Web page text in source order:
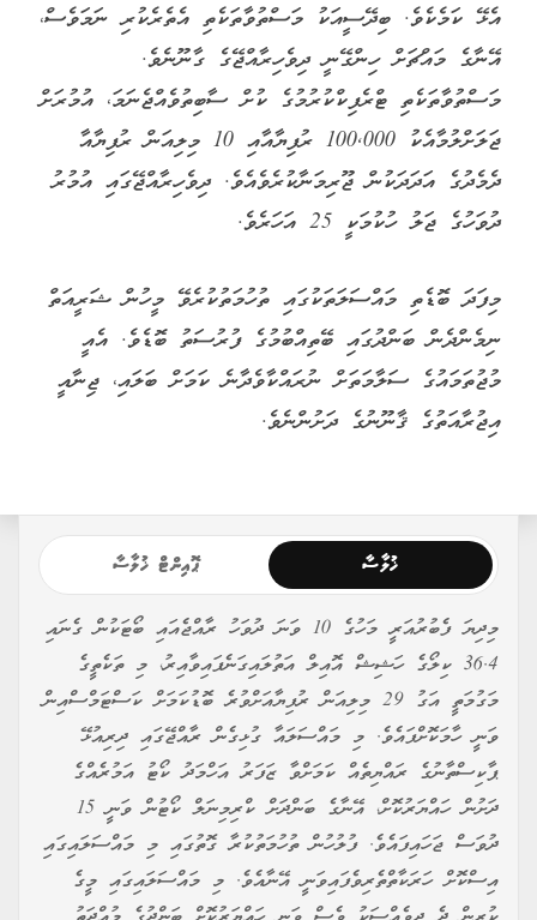
އެޅޭ ކަމެކެވެ. ބިދޭސީއަކު މަސްތުވާތަކެތި އެތެރެކުރި ނަމަވެސް،
އޭނާގެ މައްޗަށް ހިންގޭނީ ދިވެހިރާއްޖޭގެ ގާނޫނެވެ.
މަސްތުވާތަކެތި ޓްރެފިކްކުރުމުގެ ކުށް ސާބިތުވެއްޖެނަމަ، އުމުރަށް
ޖަލަށްލުމާއެކު 100,000 ރުފިޔާއާއި 10 މިލިއަން ރުފިޔާއާ
ދެމެދުގެ އަދަދަކުން ޖޫރިމަނާކުރެވެއެވެ. ދިވެހިރާއްޖޭގައި އުމުރު
ދުވަހުގެ ޖަލު ހުކުމަކީ 25 އަހަރެވެ.
މިފަދަ ބޮޑެތި މައްސަލަތަކުގައި ތުހުމަތުކުރެވޭ މީހުން ޝަރީއަތް
ނިމެންދެން ބަންދުގައި ބޭތިއްބުމުގެ ފުރުސަތު ބޮޑެވެ. އެއީ
މުޖުތަމައުގެ ސަލާމަތަށް ނުރައްކާވެދާނެ ކަމަށް ބަލައި، ޖިނާއީ
އިޖުރާއަތުގެ ޤާނޫނުގެ ދަށުންނެވެ.
ޚުލާސާ ޕޮއިންޓް ޚުލާސާ
މިދިޔަ ފެބުރުއަރީ މަހުގެ 10 ވަނަ ދުވަހު ރާއްޖެއައި ބޯޓަކުން ގެނައި
36.4 ކިލޯގެ ހަޝިޝް އޮއިލް އަތުލައިގަނެފައިވާއިރު، މި ތަކެތީގެ
މަގުމަތީ އަގު 29 މިލިއަން ރުފިޔާއަށްވުރެ ބޮޑުކަމަށް ކަސްޓަމްސްއިން
ވަނީ ހާމަކޮށްފައެވެ. މި މައްސަލައާ ގުޅިގެން ރާއްޖޭގައި ދިރިއުޅޭ
ޕާކިސްތާނުގެ ރައްޔިތެއް ކަމަށްވާ ޒަފަރު އަހްމަދު ކޯޓު އަމުރެއްގެ
ދަށުން ހައްޔަރުކޮށް، އޭނާގެ ބަންދަށް ކްރިމިނަލް ކޯޓުން ވަނީ 15
ދުވަސް ޖަހައިފައެވެ. ފުލުހުން ތުހުމަތުކުރާ ގޮތުގައި މި މައްސަލައިގައި
އިސްކޮށް ހަރަކާތްތެރިވެފައިވަނީ އޭނާއެވެ. މި މައްސަލައިގައި މީގެ